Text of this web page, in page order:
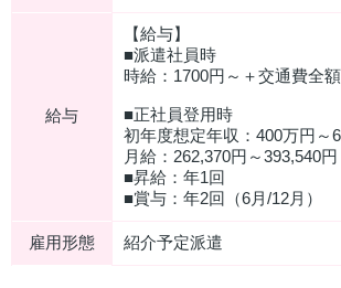
給与
【給与】
■派遣社員時
時給：1700円～＋交通費全
■正社員登用時
初年度想定年収：400万円～
月給：262,370円～393,540円
■昇給：年1回
■賞与：年2回（6月/12月）
雇用形態 紹介予定派遣